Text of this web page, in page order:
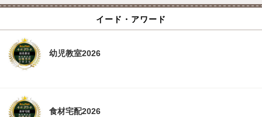
イード・アワード
幼児教室2026
食材宅配2026